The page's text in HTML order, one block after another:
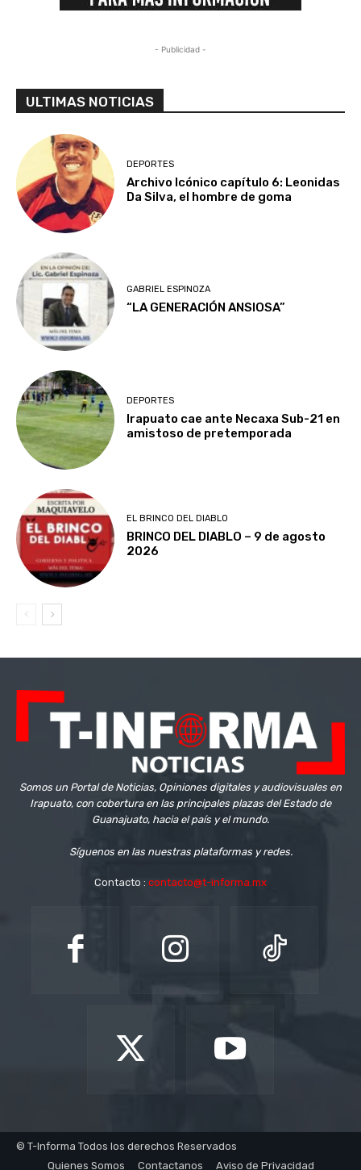
- Publicidad -
ULTIMAS NOTICIAS
DEPORTES
Archivo Icónico capítulo 6: Leonidas
Da Silva, el hombre de goma
GABRIEL ESPINOZA
“LA GENERACIÓN ANSIOSA”
DEPORTES
Irapuato cae ante Necaxa Sub-21 en
amistoso de pretemporada
EL BRINCO DEL DIABLO
BRINCO DEL DIABLO – 9 de agosto
2026
Somos un Portal de Noticias, Opiniones digitales y audiovisuales en
Irapuato, con cobertura en las principales plazas del Estado de
Guanajuato, hacia el país y el mundo.
Síguenos en las nuestras plataformas y redes.
Contacto : contacto@t-informa.mx
© T-Informa Todos los derechos Reservados
Quienes Somos
Contactanos Aviso de Privacidad